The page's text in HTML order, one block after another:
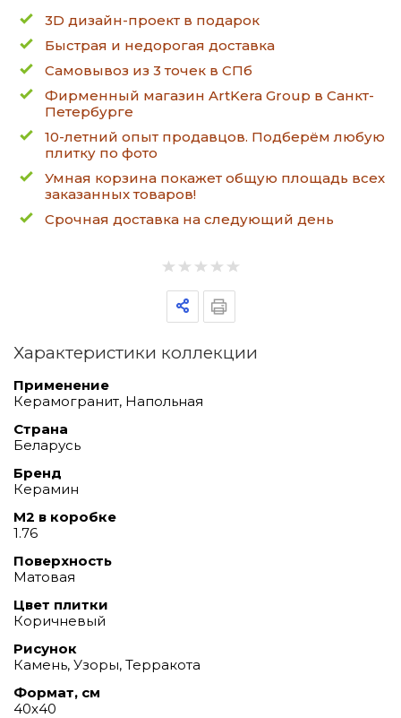
3D дизайн-проект в подарок
Быстрая и недорогая доставка
Самовывоз из 3 точек в СПб
Фирменный магазин ArtKera Group в Санкт-
Петербурге
10-летний опыт продавцов. Подберём любую
плитку по фото
Умная корзина покажет общую площадь всех
заказанных товаров!
Срочная доставка на следующий день
Характеристики коллекции
Применение
Керамогранит, Напольная
Страна
Беларусь
Бренд
Керамин
М2 в коробке
1.76
Поверхность
Матовая
Цвет плитки
Коричневый
Рисунок
Камень, Узоры, Терракота
Формат, см
40x40